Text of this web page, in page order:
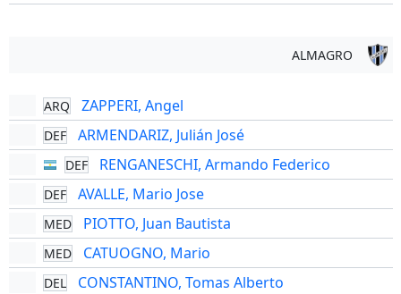
ALMAGRO
ARQ ZAPPERI, Angel
DEF ARMENDARIZ, Julián José
DEF RENGANESCHI, Armando Federico
DEF AVALLE, Mario Jose
MED PIOTTO, Juan Bautista
MED CATUOGNO, Mario
DEL CONSTANTINO, Tomas Alberto